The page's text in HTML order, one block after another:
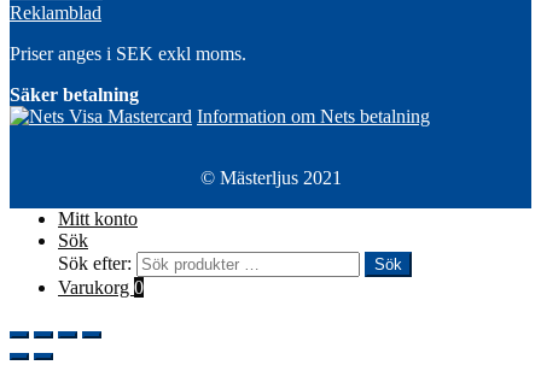
Reklamblad
Priser anges i SEK exkl moms.
Säker betalning
Information om Nets betalning
© Mästerljus 2021
Mitt konto
Sök
Sök efter:
Sök
Varukorg 0